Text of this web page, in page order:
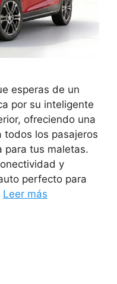
esperas de un
por su inteligente
ofreciendo una
todos los pasajeros
para tus maletas.
y
perfecto para
Leer más